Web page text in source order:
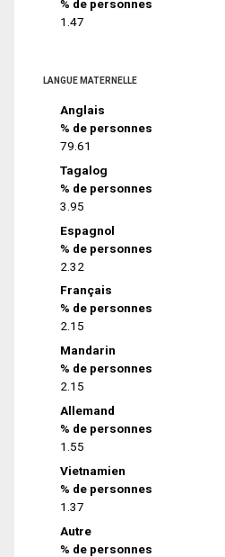
% de personnes
1.47
LANGUE MATERNELLE
Anglais
% de personnes
79.61
Tagalog
% de personnes
3.95
Espagnol
% de personnes
2.32
Français
% de personnes
2.15
Mandarin
% de personnes
2.15
Allemand
% de personnes
1.55
Vietnamien
% de personnes
1.37
Autre
% de personnes